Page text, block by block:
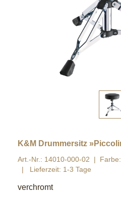
K&M Drummersitz
Art.-Nr.: 14010-000-02
Lieferzeit: 1-3 Tage
verchromt